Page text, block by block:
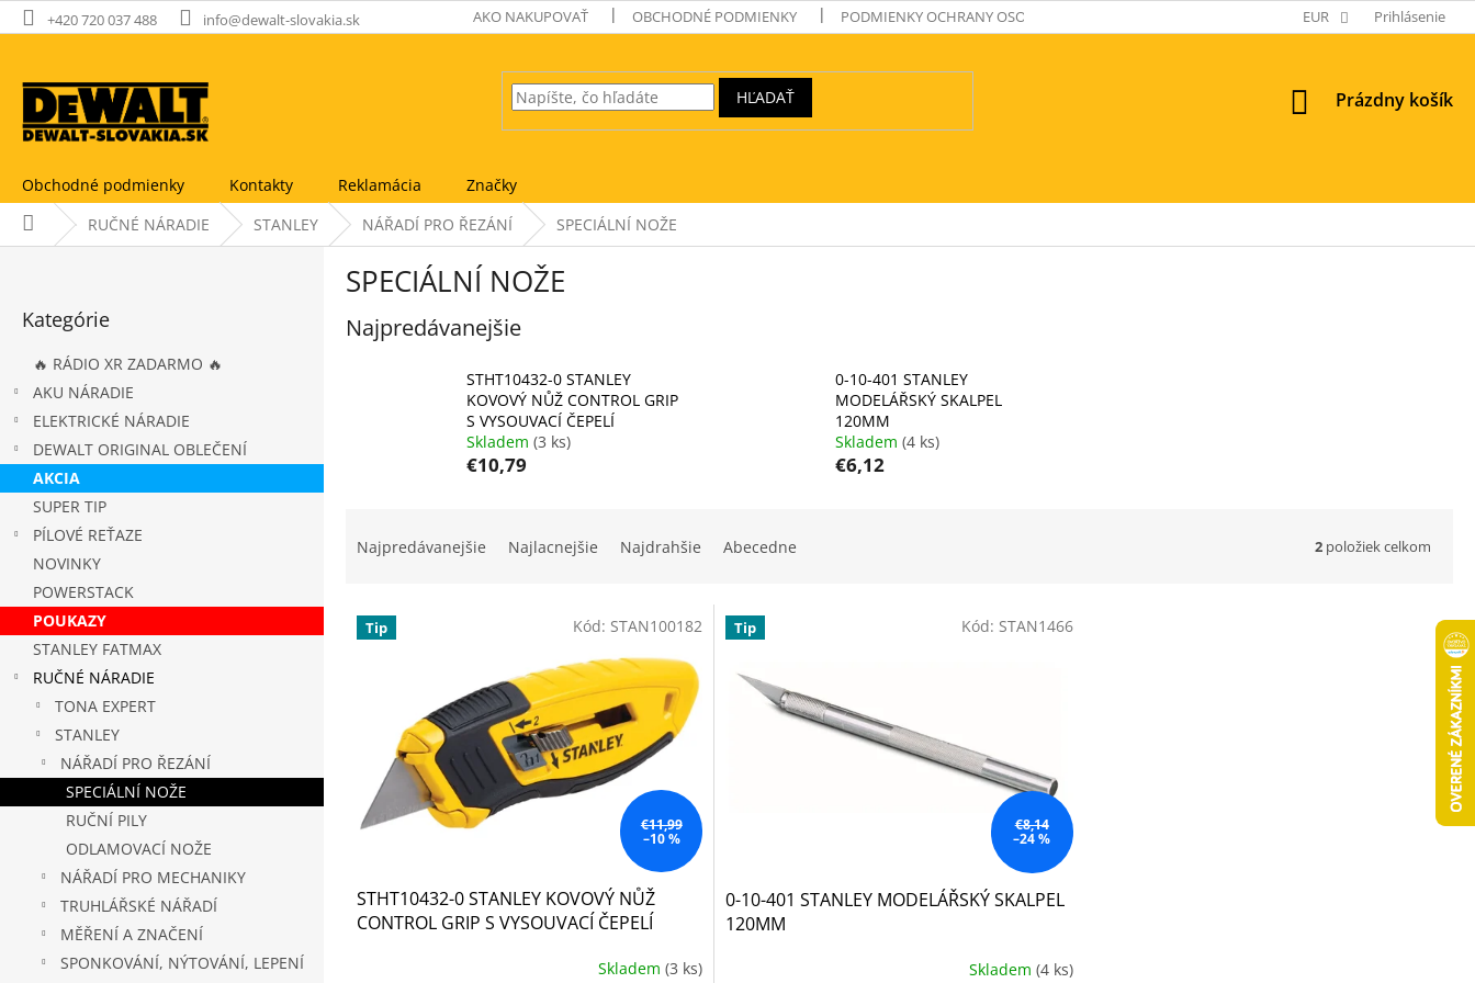
Prejsť
na
+420 720 037 488 info@dewalt-slovakia.sk AKO NAKUPOVAŤ OBCHODNÉ PODMIENKY PODMIENKY OCHRANY OSOBNÝCH ÚDAJOV EUR Prihlásenie
HĽADAŤ
NÁKUPNÝ
Prázdny košík
Obchodné podmienky Kontakty Reklamácia
Značky
DomovRUČNÉ NÁRADIE STANLEY NÁŘADÍ PRO ŘEZÁNÍ SPECIÁLNÍ NOŽE
kategórie
Kategórie
🔥 RÁDIO XR ZADARMO 🔥
AKU NÁRADIE
ELEKTRICKÉ NÁRADIE
DEWALT ORIGINAL OBLEČENÍ
AKCIA
SUPER TIP
PÍLOVÉ REŤAZE
NOVINKY
POWERSTACK
POUKAZY
STANLEY FATMAX
RUČNÉ NÁRADIE
TONA EXPERT
STANLEY
NÁŘADÍ PRO ŘEZÁNÍ
SPECIÁLNÍ NOŽE
RUČNÍ PILY
ODLAMOVACÍ NOŽE
NÁŘADÍ PRO MECHANIKY
TRUHLÁŘSKÉ NÁŘADÍ
MĚŘENÍ A ZNAČENÍ
SPONKOVÁNÍ, NÝTOVÁNÍ, LEPENÍ
SPECIÁLNÍ NOŽE
Najpredávanejšie
STHT10432-0 STANLEY
KOVOVÝ NŮŽ CONTROL GRIP
S VYSOUVACÍ ČEPELÍ
Skladem (3 ks)
€10,79
0-10-401 STANLEY
MODELÁŘSKÝ SKALPEL
120MM
Skladem(4 ks)
€6,12
n
Najpredávanejšie Najlacnejšie Najdrahšie Abecedne 2 položiek celkom
V
o
Tip
€11,99
–10 %
STHT10432-0 STANLEY KOVOVÝ NŮŽ
CONTROL GRIP S VYSOUVACÍ ČEPELÍ
Skladem(3 ks)
Kód: STAN100182 Tip
€8,14
–24 %
0-10-401 STANLEY MODELÁŘSKÝ SKALPEL
120MM
Skladem (4 ks)
Kód: STAN1466